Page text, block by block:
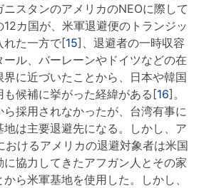
スタンのアメリカのNEOに際して
カ国が、米軍退避便のトランジッ
れた一方で[15]、退避者の一時収容
ル、バーレーンやドイツなどの在
に近づいたことから、日本や韓国
候補に挙がった経緯がある[16]。
採用されなかったが、台湾有事に
は主要退避先になる。しかし、ア
おけるアメリカの退避対象者は米国
協力してきたアフガン人とその家
ら米軍基地を使用した。しかし、